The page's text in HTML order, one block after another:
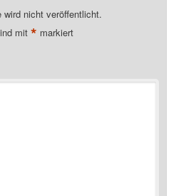
wird nicht veröffentlicht.
mit* markiert